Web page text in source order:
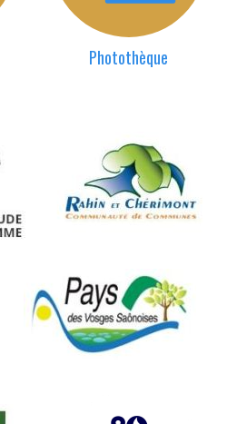
Photothèque